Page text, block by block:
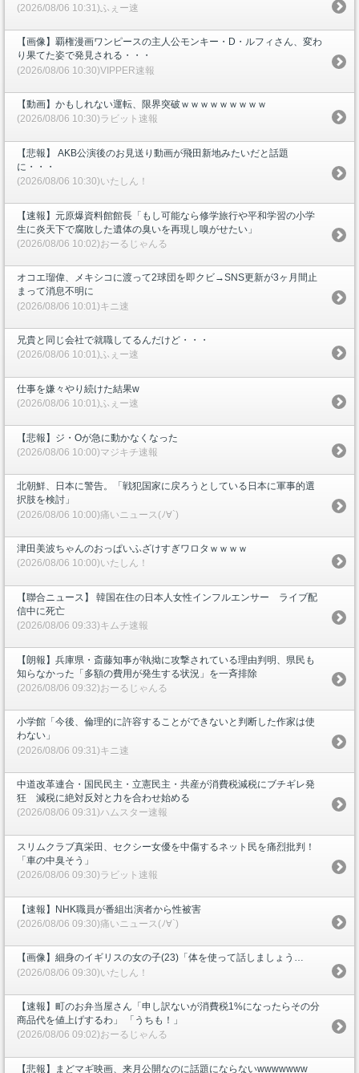
(2026/08/06 10:31)ふぇー速
【画像】覇権漫画ワンピースの主人公モンキー・D・ルフィさん、変わ
り果てた姿で発見される・・・
(2026/08/06 10:30)VIPPER速報
【動画】かもしれない運転、限界突破ｗｗｗｗｗｗｗｗｗ
(2026/08/06 10:30)ラビット速報
【悲報】 AKB公演後のお見送り動画が飛田新地みたいだと話題
に・・・
(2026/08/06 10:30)いたしん！
【速報】元原爆資料館館長「もし可能なら修学旅行や平和学習の小学
生に炎天下で腐敗した遺体の臭いを再現し嗅がせたい」
(2026/08/06 10:02)おーるじゃんる
オコエ瑠偉、メキシコに渡って2球団を即クビ→SNS更新が3ヶ月間止
まって消息不明に
(2026/08/06 10:01)キニ速
兄貴と同じ会社で就職してるんだけど・・・
(2026/08/06 10:01)ふぇー速
仕事を嫌々やり続けた結果w
(2026/08/06 10:01)ふぇー速
【悲報】ジ・Oが急に動かなくなった
(2026/08/06 10:00)マジキチ速報
北朝鮮、日本に警告。「戦犯国家に戻ろうとしている日本に軍事的選
択肢を検討」
(2026/08/06 10:00)痛いニュース(ﾉ∀`)
津田美波ちゃんのおっぱいふざけすぎワロタｗｗｗｗ
(2026/08/06 10:00)いたしん！
【聯合ニュース】 韓国在住の日本人女性インフルエンサー ライブ配
信中に死亡
(2026/08/06 09:33)キムチ速報
【朗報】兵庫県・斎藤知事が執拗に攻撃されている理由判明、県民も
知らなかった「多額の費用が発生する状況」を一斉排除
(2026/08/06 09:32)おーるじゃんる
小学館「今後、倫理的に許容することができないと判断した作家は使
わない」
(2026/08/06 09:31)キニ速
中道改革連合・国民民主・立憲民主・共産が消費税減税にブチギレ発
狂 減税に絶対反対と力を合わせ始める
(2026/08/06 09:31)ハムスター速報
スリムクラブ真栄田、セクシー女優を中傷するネット民を痛烈批判！
「車の中臭そう」
(2026/08/06 09:30)ラビット速報
【速報】NHK職員が番組出演者から性被害
(2026/08/06 09:30)痛いニュース(ﾉ∀`)
【画像】細身のイギリスの女の子(23)「体を使って話しましょう…
(2026/08/06 09:30)いたしん！
【速報】町のお弁当屋さん「申し訳ないが消費税1%になったらその分
商品代を値上げするわ」 「うちも！」
(2026/08/06 09:02)おーるじゃんる
【悲報】まどマギ映画、来月公開なのに話題にならないwwwwwww